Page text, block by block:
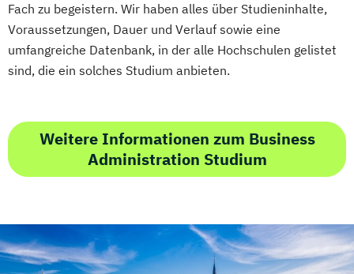
Fach zu begeistern. Wir haben alles über Studieninhalte,
Voraussetzungen, Dauer und Verlauf sowie eine
umfangreiche Datenbank, in der alle Hochschulen gelistet
sind, die ein solches Studium anbieten.
Weitere Informationen zum Business
Administration Studium